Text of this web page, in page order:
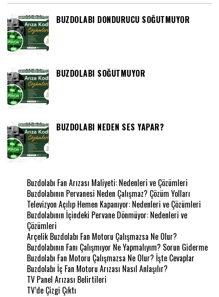
BUZDOLABI DONDURUCU SOĞUTMUYOR
BUZDOLABI SOĞUTMUYOR
BUZDOLABI NEDEN SES YAPAR?
Buzdolabı Fan Arızası Maliyeti: Nedenleri ve Çözümleri
Buzdolabının Pervanesi Neden Çalışmaz? Çözüm Yolları
Televizyon Açılıp Hemen Kapanıyor: Nedenleri ve Çözümleri
Buzdolabının İçindeki Pervane Dönmüyor: Nedenleri ve
Çözümleri
Arçelik Buzdolabı Fan Motoru Çalışmazsa Ne Olur?
Buzdolabının Fanı Çalışmıyor Ne Yapmalıyım? Sorun Giderme
Buzdolabı Fan Motoru Çalışmazsa Ne Olur? İşte Cevaplar
Buzdolabı İç Fan Motoru Arızası Nasıl Anlaşılır?
TV Panel Arızası Belirtileri
TV’de Çizgi Çıktı